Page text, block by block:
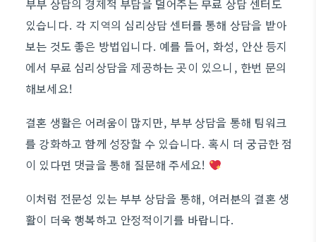
부부 상담의 경제적 부담을 덜어주는 무료 상담 센터도
있습니다. 각 지역의 심리상담 센터를 통해 상담을 받아
보는 것도 좋은 방법입니다. 예를 들어, 화성, 안산 등지
에서 무료 심리상담을 제공하는 곳이 있으니, 한번 문의
해보세요!
결혼 생활은 어려움이 많지만, 부부 상담을 통해 팀워크
를 강화하고 함께 성장할 수 있습니다. 혹시 더 궁금한 점
이 있다면 댓글을 통해 질문해 주세요!
이처럼 전문성 있는 부부 상담을 통해, 여러분의 결혼 생
활이 더욱 행복하고 안정적이기를 바랍니다.